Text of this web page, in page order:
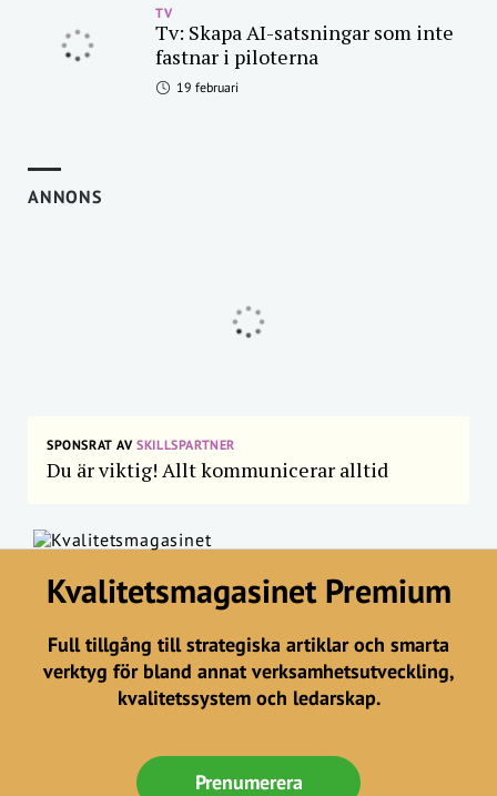
TV
Tv: Skapa AI-satsningar som inte
fastnar i piloterna
19 februari
ANNONS
SPONSRAT AVSKILLSPARTNER
Du är viktig! Allt kommunicerar alltid
Kvalitetsmagasinet Premium
Full tillgång till strategiska artiklar och smarta
verktyg för bland annat verksamhetsutveckling,
kvalitetssystem och ledarskap.
Prenumerera